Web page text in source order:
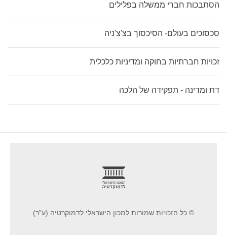
הסתבכות חברי ממשלה בפלילים
סכסוכים בעולם- הסיכסוך בצ'צ'ניה
זכויות חברתיות בחוקה ומדיניות כלכלית
דת ומדינה - תפקידה של הלכה
© כל הזכויות שמורות למכון הישראלי לדמוקרטיה (ע"ר)